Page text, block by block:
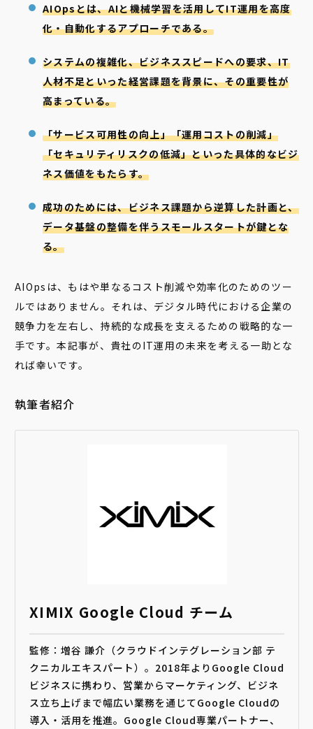
AIOpsとは、AIと機械学習を活用してIT運用を高度
化・自動化するアプローチである。
システムの複雑化、ビジネススピードへの要求、IT
人材不足といった経営課題を背景に、その重要性が
高まっている。
「サービス可用性の向上」「運用コストの削減」
「セキュリティリスクの低減」といった具体的なビジ
ネス価値をもたらす。
成功のためには、ビジネス課題から逆算した計画と、
データ基盤の整備を伴うスモールスタートが鍵とな
る。
AIOpsは、もはや単なるコスト削減や効率化のためのツー
ルではありません。それは、デジタル時代における企業の
競争力を左右し、持続的な成長を支えるための戦略的な一
手です。本記事が、貴社のIT運用の未来を考える一助とな
れば幸いです。
執筆者紹介
XIMIX Google Cloud チーム
監修：増谷 謙介（クラウドインテグレーション部 テ
クニカルエキスパート）。2018年よりGoogle Cloud
ビジネスに携わり、営業からマーケティング、ビジネ
ス立ち上げまで幅広い業務を通じてGoogle Cloudの
導入・活用を推進。Google Cloud専業パートナー、